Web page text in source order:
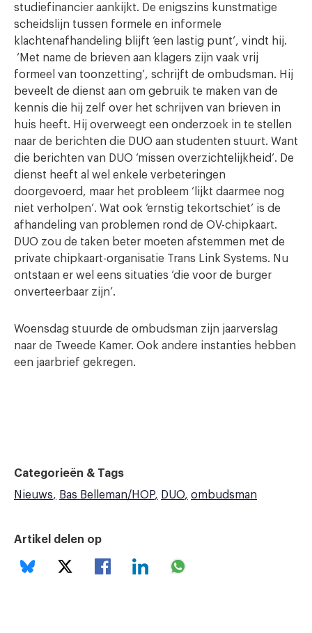
studiefinancier aankijkt. De enigszins kunstmatige
scheidslijn tussen formele en informele
klachtenafhandeling blijft ‘een lastig punt’, vindt hij.
‘Met name de brieven aan klagers zijn vaak vrij
formeel van toonzetting’, schrijft de ombudsman. Hij
beveelt de dienst aan om gebruik te maken van de
kennis die hij zelf over het schrijven van brieven in
huis heeft. Hij overweegt een onderzoek in te stellen
naar de berichten die DUO aan studenten stuurt. Want
die berichten van DUO ‘missen overzichtelijkheid’. De
dienst heeft al wel enkele verbeteringen
doorgevoerd, maar het probleem ‘lijkt daarmee nog
niet verholpen’. Wat ook ‘ernstig tekortschiet’ is de
afhandeling van problemen rond de OV-chipkaart.
DUO zou de taken beter moeten afstemmen met de
private chipkaart-organisatie Trans Link Systems. Nu
ontstaan er wel eens situaties ‘die voor de burger
onverteerbaar zijn’.
Woensdag stuurde de ombudsman zijn jaarverslag
naar de Tweede Kamer. Ook andere instanties hebben
een jaarbrief gekregen.
Categorieën & Tags
Nieuws
Bas Belleman/HOP DUO ombudsman
Artikel delen op